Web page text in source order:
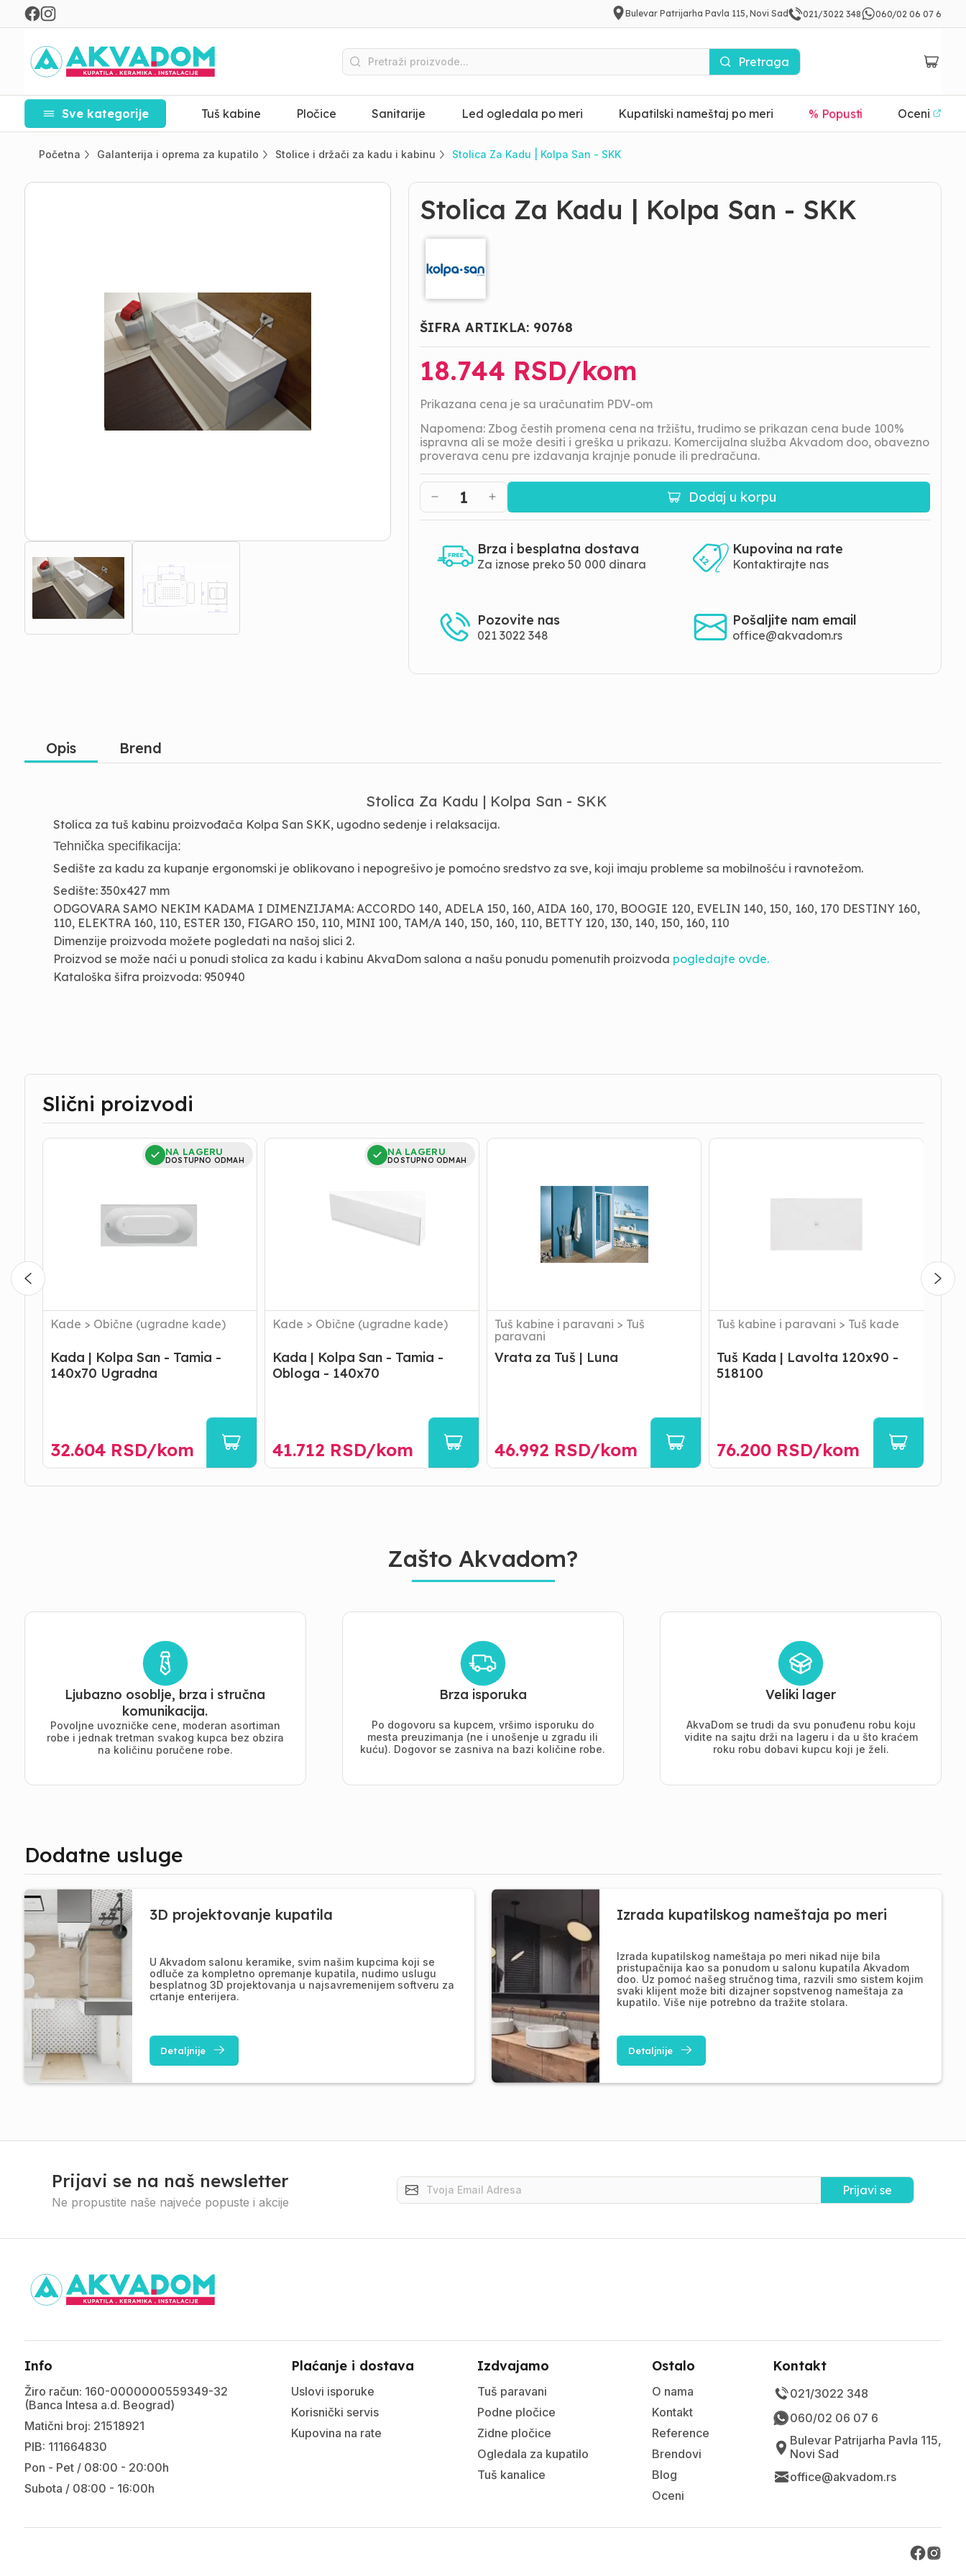
Bulevar Patrijarha Pavla 115, Novi Sad 021/3022 348 060/02 06 07 6
Pretraga
Sve kategorije Tuš kabine Pločice Sanitarije Led ogledala po meri Kupatilski nameštaj po meri % Popusti Oceni
Početna Galanterija i oprema za kupatilo Stolice i držači za kadu i kabinu Stolica Za Kadu | Kolpa San - SKK
Stolica Za Kadu | Kolpa San - SKK
ŠIFRA ARTIKLA: 90768
18.744 RSD/kom
Prikazana cena je sa uračunatim PDV-om
Napomena: Zbog čestih promena cena na tržištu, trudimo se prikazan cena bude 100%
ispravna ali se može desiti i greška u prikazu. Komercijalna služba Akvadom doo, obavezno
proverava cenu pre izdavanja krajnje ponude ili predračuna.
1 Dodaj u korpu
Brza i besplatna dostava
Za iznose preko 50 000 dinara
Kupovina na rate
Kontaktirajte nas
Pozovite nas
021 3022 348
Pošaljite nam email
office@akvadom.rs
Opis Brend
Stolica Za Kadu | Kolpa San - SKK
Stolica za tuš kabinu proizvođača Kolpa San SKK, ugodno sedenje i relaksacija.
Tehnička specifikacija:
Sedište za kadu za kupanje ergonomski je oblikovano i nepogrešivo je pomoćno sredstvo za sve, koji imaju probleme sa mobilnošću i ravnotežom.
Sedište: 350x427 mm
ODGOVARA SAMO NEKIM KADAMA I DIMENZIJAMA: ACCORDO 140, ADELA 150, 160, AIDA 160, 170, BOOGIE 120, EVELIN 140, 150, 160, 170 DESTINY 160,
110, ELEKTRA 160, 110, ESTER 130, FIGARO 150, 110, MINI 100, TAM/A 140, 150, 160, 110, BETTY 120, 130, 140, 150, 160, 110
Dimenzije proizvoda možete pogledati na našoj slici 2.
Proizvod se može naći u ponudi stolica za kadu i kabinu AkvaDom salona a našu ponudu pomenutih proizvoda pogledajte ovde.
Kataloška šifra proizvoda: 950940
Slični proizvodi
Kada
NA LAGERU
DOSTUPNO ODMAH
Kade > Obične (ugradne kade)
Kada | Kolpa San - Tamia -
140x70 Ugradna
32.604RSD/kom
Kada
NA LAGERU
DOSTUPNO ODMAH
Kade > Obične (ugradne kade)
Kada | Kolpa San - Tamia -
Obloga - 140x70
41.712 RSD/kom
Vrata
Tuš kabine i paravani > Tuš
paravani
Vrata za Tuš | Luna
46.992 RSD/kom
Tuš
Tuš kabine i paravani > Tuš kade
Tuš Kada | Lavolta 120x90 -
518100
76.200 RSD/kom
Zašto Akvadom?
Ljubazno osoblje, brza i stručna
komunikacija.
Povoljne uvozničke cene, moderan asortiman
robe i jednak tretman svakog kupca bez obzira
na količinu poručene robe.
Brza isporuka
Po dogovoru sa kupcem, vršimo isporuku do
mesta preuzimanja (ne i unošenje u zgradu ili
kuću). Dogovor se zasniva na bazi količine robe.
Veliki lager
AkvaDom se trudi da svu ponuđenu robu koju
vidite na sajtu drži na lageru i da u što kraćem
roku robu dobavi kupcu koji je želi.
Dodatne usluge
3D projektovanje kupatila
U Akvadom salonu keramike, svim našim kupcima koji se
odluče za kompletno opremanje kupatila, nudimo uslugu
besplatnog 3D projektovanja u najsavremenijem softveru za
crtanje enterijera.
Detaljnije
Izrada kupatilskog nameštaja po meri
Izrada kupatilskog nameštaja po meri nikad nije bila
pristupačnija kao sa ponudom u salonu kupatila Akvadom
doo. Uz pomoć našeg stručnog tima, razvili smo sistem kojim
svaki klijent može biti dizajner sopstvenog nameštaja za
kupatilo. Više nije potrebno da tražite stolara.
Detaljnije
Prijavi se na naš newsletter
Ne propustite naše najveće popuste i akcije
Prijavi se
Info
Žiro račun: 160-0000000559349-32
(Banca Intesa a.d. Beograd)
Matični broj: 21518921
PIB: 111664830
Pon - Pet / 08:00 - 20:00h
Subota / 08:00 - 16:00h
Plaćanje i dostava
Uslovi isporuke
Korisnički servis
Kupovina na rate
Izdvajamo
Tuš paravani
Podne pločice
Zidne pločice
Ogledala za kupatilo
Tuš kanalice
Ostalo
O nama
Kontakt
Reference
Brendovi
Blog
Oceni
Kontakt
021/3022 348
060/02 06 07 6
Bulevar Patrijarha Pavla 115,
Novi Sad
office@akvadom.rs